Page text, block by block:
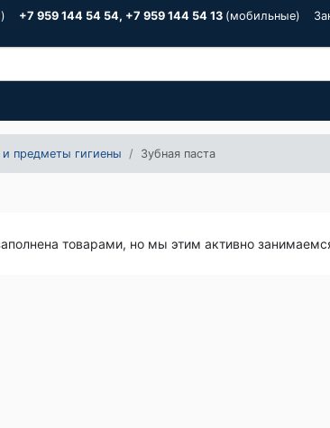
+7 959 144 54 54, +7 959 144 54 13 (мобильные)
и предметы гигиены Зубная паста
товарами, но мы этим активно